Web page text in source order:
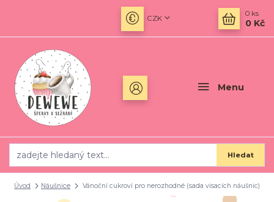
Menu
CZK
Hledat
0 ks
0 Kč
Úvod Náušnice Vánoční cukroví pro nerozhodné (sada visacích náušnic)